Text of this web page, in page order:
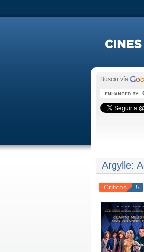
Buscar vía
Argylle:
Criticas 5